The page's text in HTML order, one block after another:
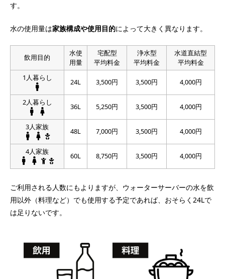
す。
水の使用量は家族構成や使用目的によって大きく異なります。
飲用目的
水使
用量
宅配型
平均料金
浄水型
平均料金
水道直結型
平均料金
1人暮らし
24L 3,500円 3,500円 4,000円
2人暮らし 36L 5,250円 3,500円 4,000円
3人家族 48L 7,000円 3,500円 4,000円
4人家族 60L 8,750円 3,500円 4,000円
ご利用される人数にもよりますが、ウォーターサーバーの水を飲
用以外（料理など）でも使用する予定であれば、おそらく24Lで
は足りないです。